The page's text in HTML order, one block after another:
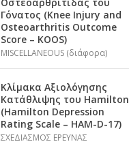
Γόνατος (Knee Injury and
Osteoarthritis Outcome
Score – KOOS)
MISCELLANEOUS (διάφορα)
Κλίμακα Αξιολόγησης
Κατάθλιψης του Hamilton
(Hamilton Depression
Rating Scale – HAM-D-17)
ΣΧΕΔΙΑΣΜΟΣ ΕΡΕΥΝΑΣ